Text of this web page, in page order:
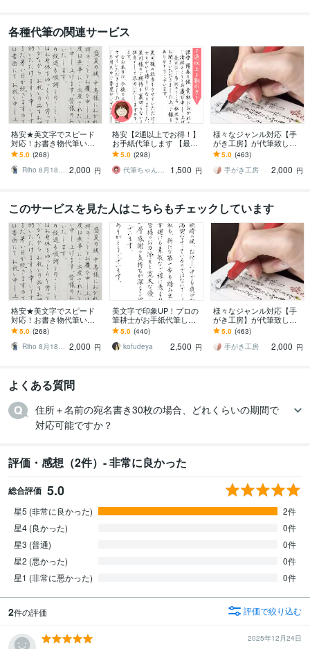
各種代筆の関連サービス
格安★美文字でスピード
対応！お書き物代筆いた
します 【最短即日発送】
宛名書き無料！願書や葉
書や式辞もOK◎
5.0 (268)
Riho 8月18日〜受付一時休止 2,000 円
格安【2通以上でお得！】
お手紙代筆します 【最短
即日発送】【宛名書き無
料】願書・履歴書のサー
ビスも☆
5.0 (298)
代筆ちゃん☆3500通以上の代筆実績！
1,500 円
様々なジャンル対応【手
がき工房】が代筆致しま
す ☆手紙、履歴書、釣
書、宛名書き、命名書、
賞状など代筆致します
5.0 (463)
手がき工房
2,000 円
このサービスを見た人はこちらもチェックしています
格安★美文字でスピード
対応！お書き物代筆いた
します 【最短即日発送】
宛名書き無料！願書や葉
書や式辞もOK◎
5.0 (268)
Riho 8月18日〜受付一時休止 2,000 円
美文字で印象UP！プロの
筆耕士がお手紙代筆しま
す ★ペン字、毛筆OK！封
筒の宛名書きもサービス
します！
5.0 (440)
kofudeya
2,500 円
様々なジャンル対応【手
がき工房】が代筆致しま
す ☆手紙、履歴書、釣
書、宛名書き、命名書、
賞状など代筆致します
5.0 (463)
手がき工房
2,000 円
よくある質問
住所＋名前の宛名書き30枚の場合、どれくらいの期間で
対応可能ですか？
評価・感想（2件）- 非常に良かった
総合評価 5.0
星5 (非常に良かった)
2件
星4 (良かった)
0件
星3 (普通)
0件
星2 (悪かった)
0件
星1 (非常に悪かった)
0件
2件の評価 評価で絞り込む
2025年12月24日